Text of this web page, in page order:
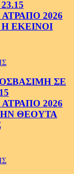
2026
ΕΚΕΙΝΟΙ
ΣΕ
2026
ΘΕΟΥΤΑ